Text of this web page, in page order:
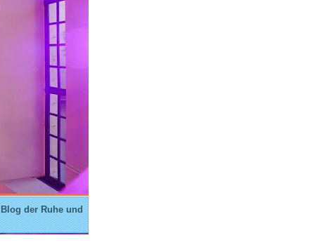
der Ruhe und